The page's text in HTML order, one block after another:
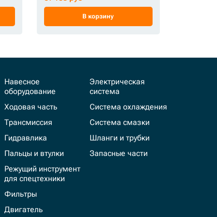
В корзину
Навесное
оборудование
Ходовая часть
Трансмиссия
Гидравлика
Пальцы и втулки
Режущий инструмент
для спецтехники
Фильтры
Двигатель
Электрическая
система
Система охлаждения
Система смазки
Шланги и трубки
Запасные части